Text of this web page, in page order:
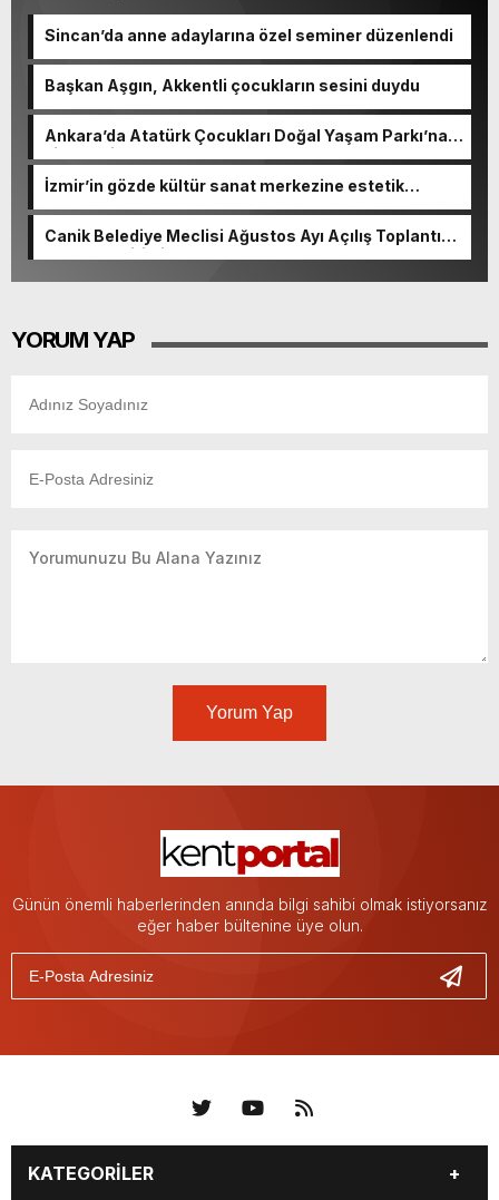
Sincan’da anne adaylarına özel seminer düzenlendi
Başkan Aşgın, Akkentli çocukların sesini duydu
Ankara’da Atatürk Çocukları Doğal Yaşam Parkı’na
ziyaretçi akını
İzmir’in gözde kültür sanat merkezine estetik
Canik Belediye Meclisi Ağustos Ayı Açılış Toplantısı
gerçekleştirildi
YORUM YAP
Yorum Yap
Günün önemli haberlerinden anında bilgi sahibi olmak istiyorsanız
eğer haber bültenine üye olun.
KATEGORİLER